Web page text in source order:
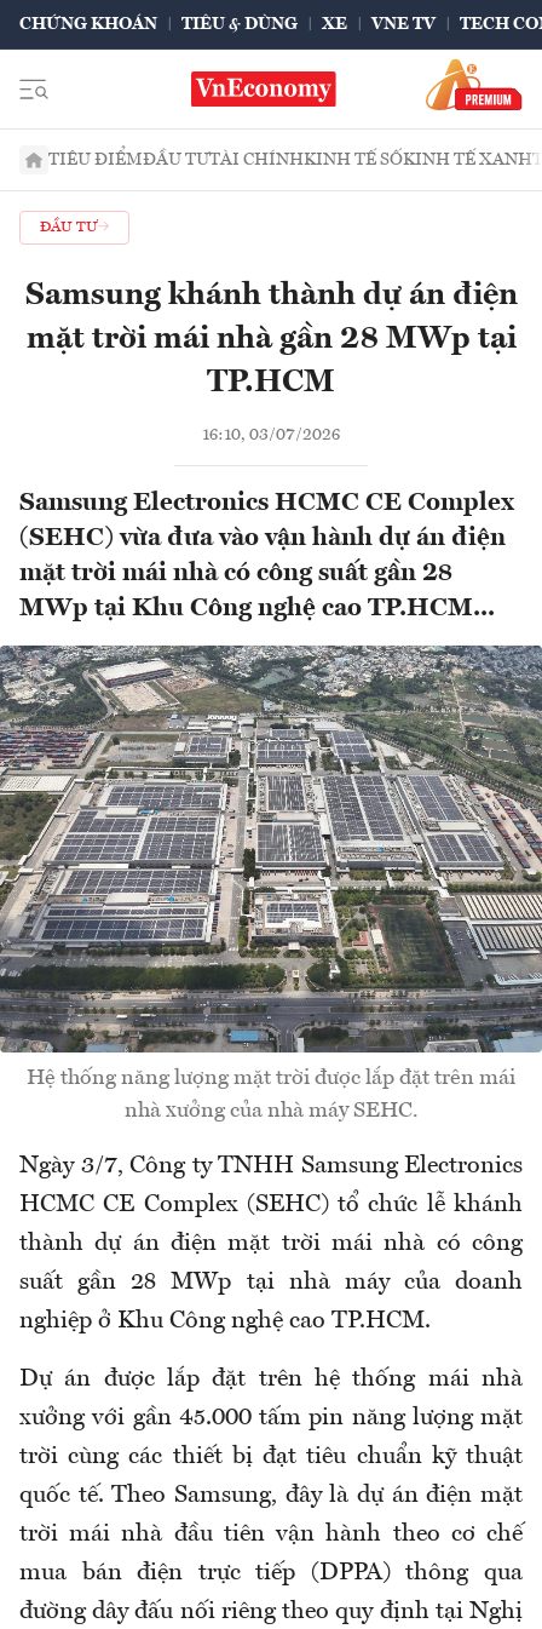
CHỨNG KHOÁN TIÊU & DÙNG XE VNE TV TECH
TIÊU ĐIỂMĐẦU TƯTÀI CHÍNHKINH TẾ SỐKINH TẾ XANH
ĐẦU TƯ
Samsung khánh thành dự án điện
mặt trời mái nhà gần 28 MWp tại
TP.HCM
16:10, 03/07/2026
Samsung Electronics HCMC CE Complex
(SEHC) vừa đưa vào vận hành dự án điện
mặt trời mái nhà có công suất gần 28
MWp tại Khu Công nghệ cao TP.HCM...
Hệ thống năng lượng mặt trời được lắp đặt trên mái
nhà xưởng của nhà máy SEHC.
Ngày 3/7, Công ty TNHH Samsung Electronics
HCMC CE Complex (SEHC) tổ chức lễ khánh
thành dự án điện mặt trời mái nhà có công
suất gần 28 MWp tại nhà máy của doanh
nghiệp ở Khu Công nghệ cao TP.HCM.
Dự án được lắp đặt trên hệ thống mái nhà
xưởng với gần 45.000 tấm pin năng lượng mặt
trời cùng các thiết bị đạt tiêu chuẩn kỹ thuật
quốc tế. Theo Samsung, đây là dự án điện mặt
trời mái nhà đầu tiên vận hành theo cơ chế
mua bán điện trực tiếp (DPPA) thông qua
đường dây đấu nối riêng theo quy định tại Nghị